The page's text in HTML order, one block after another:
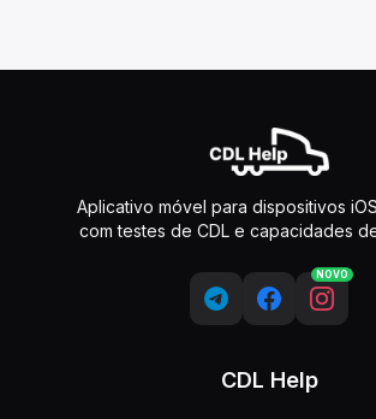
Aplicativo móvel para dispositivos
com testes de CDL e capacidades
NOVO
CDL Help